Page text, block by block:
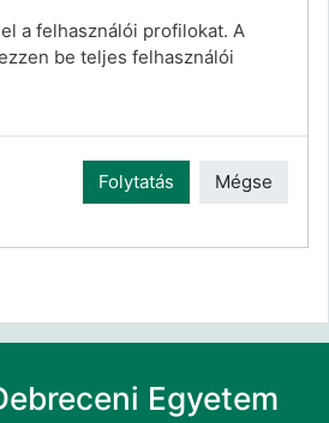
a felhasználói profilokat. A
be teljes felhasználói
Folytatás Mégse
Egyetem